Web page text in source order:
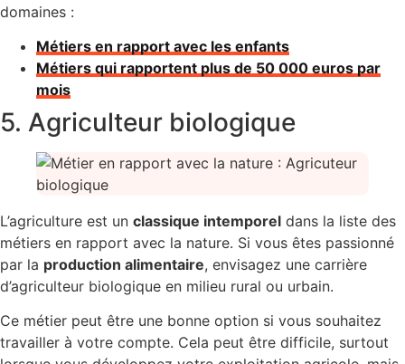
domaines :
Métiers en rapport avec les enfants
Métiers qui rapportent plus de 50 000 euros par
mois
5. Agriculteur biologique
L’agriculture est un classique intemporel dans la liste des
métiers en rapport avec la nature. Si vous êtes passionné
par la production alimentaire, envisagez une carrière
d’agriculteur biologique en milieu rural ou urbain.
Ce métier peut être une bonne option si vous souhaitez
travailler à votre compte. Cela peut être difficile, surtout